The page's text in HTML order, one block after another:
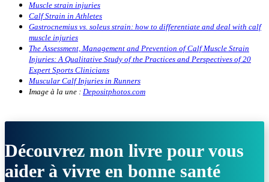
Muscle strain injuries
Calf Strain in Athletes
Gastrocnemius vs. soleus strain: how to differentiate and deal with calf
muscle injuries
The Assessment, Management and Prevention of Calf Muscle Strain
Injuries: A Qualitative Study of the Practices and Perspectives of 20
Expert Sports Clinicians
Muscular Calf Injuries in Runners
Image à la une : Depositphotos.com
Découvrez mon livre pour vous
aider à vivre en bonne santé